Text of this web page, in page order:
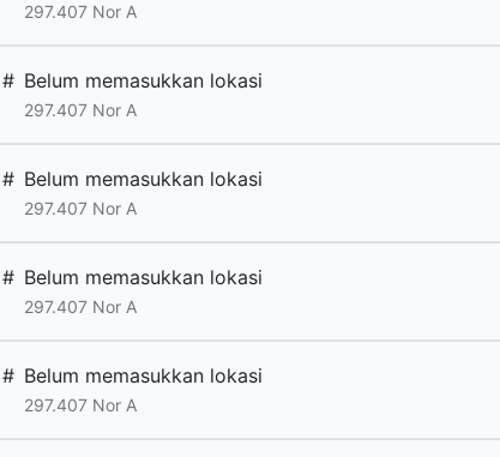
297.407 Nor A
# Belum memasukkan lokasi
297.407 Nor A
# Belum memasukkan lokasi
297.407 Nor A
# Belum memasukkan lokasi
297.407 Nor A
# Belum memasukkan lokasi
297.407 Nor A